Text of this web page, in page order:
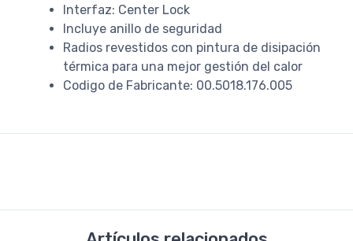
Interfaz: Center Lock
Incluye anillo de seguridad
Radios revestidos con pintura de disipación
térmica para una mejor gestión del calor
Codigo de Fabricante: 00.5018.176.005